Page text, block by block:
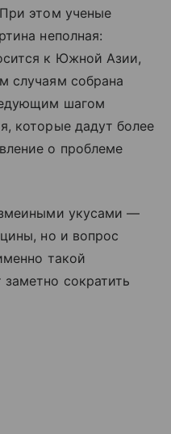
этом ученые
неполная:
к Южной Азии,
случаям собрана
шагом
которые дадут более
о проблеме
укусами —
но и вопрос
такой
сократить